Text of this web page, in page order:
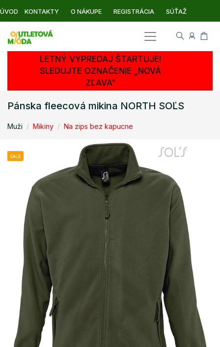
ÚVOD KONTAKTY O NÁKUPE REGISTRÁCIA SÚŤAŽ
LETNÝ VÝPREDAJ ŠTARTUJE!
SLEDUJTE OZNAČENIE „NOVÁ
ZĽAVA“
Pánska fleecová mikina NORTH SOĽS
Muži Mikiny Na zips bez kapucne
SALE